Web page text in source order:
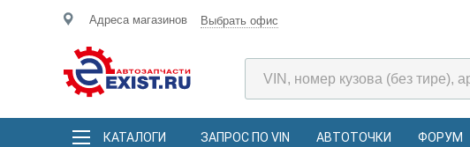
Адреса магазинов Выбрать офис
КАТАЛОГИ ЗАПРОС ПО VIN АВТОТОЧКИ ФОРУМ